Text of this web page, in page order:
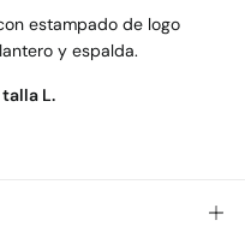
estampado de logo
y espalda.
L.